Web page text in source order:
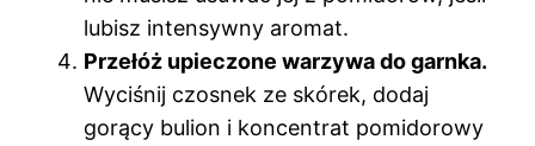
lubisz intensywny aromat.
Przełóż upieczone warzywa do garnka.
Wyciśnij czosnek ze skórek, dodaj
gorący bulion i koncentrat pomidorowy